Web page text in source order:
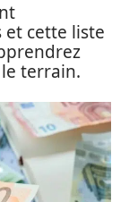
cette liste
terrain.